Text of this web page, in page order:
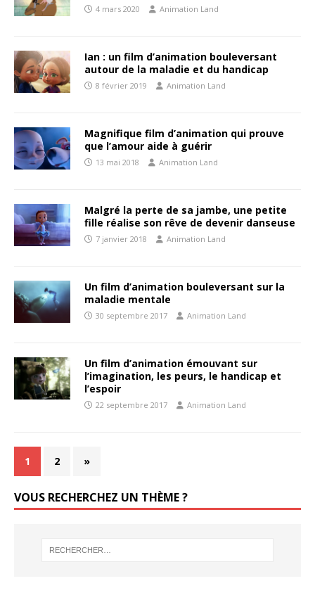
4 mars 2020 Animation Land
Ian : un film d’animation bouleversant
autour de la maladie et du handicap
8 février 2019 Animation Land
Magnifique film d’animation qui prouve
que l’amour aide à guérir
13 mai 2018 Animation Land
Malgré la perte de sa jambe, une petite
fille réalise son rêve de devenir danseuse
7 janvier 2018 Animation Land
Un film d’animation bouleversant sur la
maladie mentale
30 septembre 2017 Animation Land
Un film d’animation émouvant sur
l’imagination, les peurs, le handicap et
l’espoir
22 septembre 2017 Animation Land
1 2 »
VOUS RECHERCHEZ UN THÈME ?